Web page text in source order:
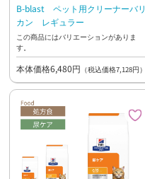
B-blast ペット用クリーナーバリ
カン レギュラー
この商品にはバリエーションがありま
す。
本体価格6,480円 （税込価格7,128円）